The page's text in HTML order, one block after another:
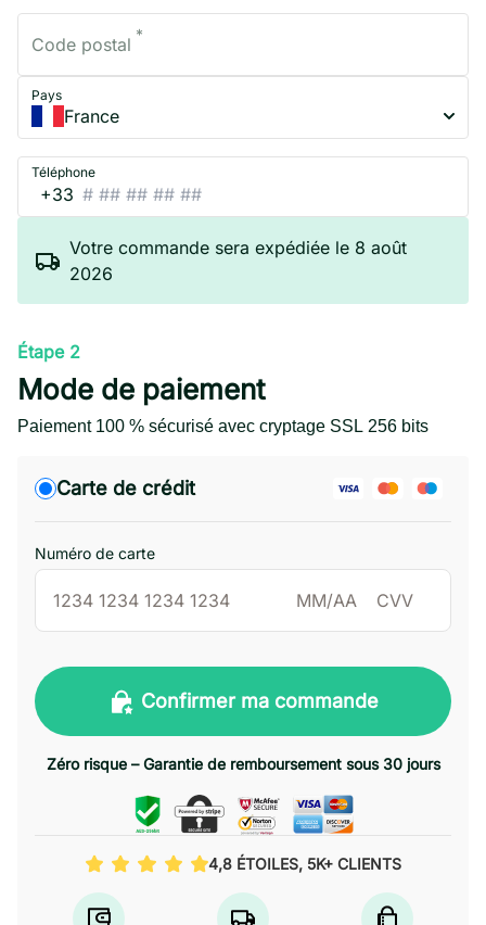
Code postal *
Pays
France
Téléphone
+33
Votre commande sera expédiée le 8 août
2026
Étape 2
Mode de paiement
Paiement 100 % sécurisé avec cryptage SSL 256 bits
Carte de crédit
Numéro de carte
Confirmer ma commande
Zéro risque – Garantie de remboursement sous 30 jours
4,8 ÉTOILES, 5K+ CLIENTS